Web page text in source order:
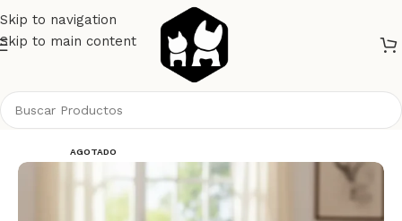
Skip to navigation
Skip to main content
AGOTADO